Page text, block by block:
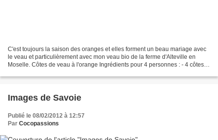
C'est toujours la saison des oranges et elles forment un beau mariage avec
le veau et particulièrement avec mon veau bio de la ferme d'Alteville en
Moselle. Côtes de veau à l'orange Ingrédients pour 4 personnes : - 4 côtes
Images de Savoie
Publié le 08/02/2012 à 12:57
Par Cocopassions